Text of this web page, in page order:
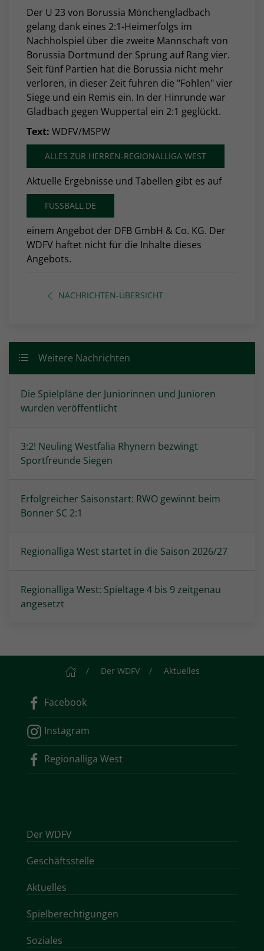
Der U 23 von Borussia Mönchengladbach
gelang dank eines 2:1-Heimerfolgs im
Nachholspiel über die zweite Mannschaft von
Borussia Dortmund der Sprung auf Rang vier.
Seit fünf Partien hat die Borussia nicht mehr
verloren, in dieser Zeit fuhren die "Fohlen" vier
Siege und ein Remis ein. In der Hinrunde war
Gladbach gegen Wuppertal ein 2:1 geglückt.
Text: WDFV/MSPW
ALLES ZUR HERREN-REGIONALLIGA WEST
Aktuelle Ergebnisse und Tabellen gibt es auf
FUSSBALL.DE
einem Angebot der DFB GmbH & Co. KG. Der
WDFV haftet nicht für die Inhalte dieses
Angebots.
NACHRICHTEN-ÜBERSICHT
Weitere Nachrichten
Die Spielpläne der Juniorinnen und Junioren
wurden veröffentlicht
3:2! Neuling Westfalia Rhynern bezwingt
Sportfreunde Siegen
Erfolgreicher Saisonstart: RWO gewinnt beim
Bonner SC 2:1
Regionalliga West startet in die Saison 2026/27
Regionalliga West: Spieltage 4 bis 9 zeitgenau
angesetzt
StartseiteDer WDFV Aktuelles
Facebook
Instagram
Regionalliga West
Der WDFV
Geschäftsstelle
Aktuelles
Spielberechtigungen
Soziales